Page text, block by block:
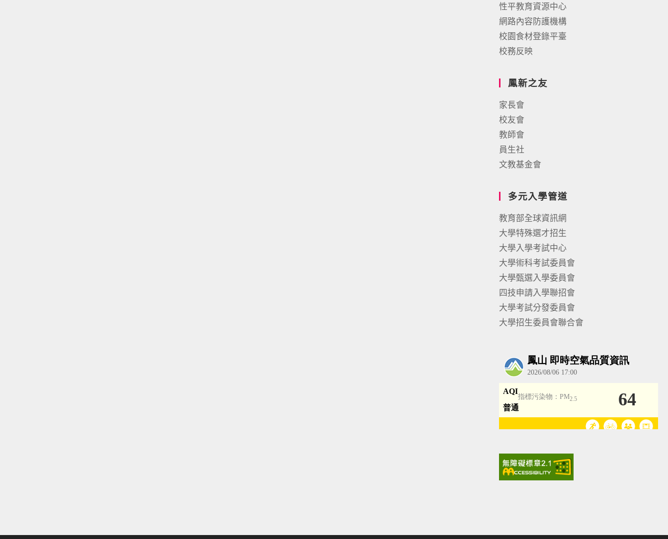
性平教育資源中心
網路內容防護機構
校園食材登錄平臺
校務反映
鳳新之友
家長會
校友會
教師會
員生社
文教基金會
多元入學管道
教育部全球資訊網
大學特殊選才招生
大學入學考試中心
大學術科考試委員會
大學甄選入學委員會
四技申請入學聯招會
大學考試分發委員會
大學招生委員會聯合會